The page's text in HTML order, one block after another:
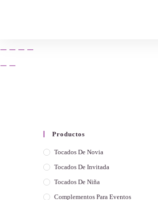
Productos
Tocados De Novia
Tocados De Invitada
Tocados De Niña
Complementos Para Eventos